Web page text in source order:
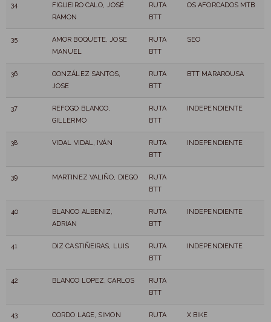
34
FIGUEIRO CALO, JOSÉ
RAMON
RUTA
BTT
OS AFORCADOS MTB
35
AMOR BOQUETE, JOSE
MANUEL
RUTA
BTT
SEO
36
GONZÁLEZ SANTOS,
JOSE
RUTA
BTT
BTT MARAROUSA
37
REFOGO BLANCO,
GILLERMO
RUTA
BTT
INDEPENDIENTE
38 VIDAL VIDAL, IVÁN
RUTA
BTT
INDEPENDIENTE
39 MARTINEZ VALIÑO, DIEGO
RUTA
BTT
40
BLANCO ALBENIZ,
ADRIAN
RUTA
BTT
INDEPENDIENTE
41 DIZ CASTIÑEIRAS, LUIS
RUTA
BTT
INDEPENDIENTE
42 BLANCO LOPEZ, CARLOS
RUTA
BTT
43 CORDO LAGE, SIMON
RUTA
X BIKE